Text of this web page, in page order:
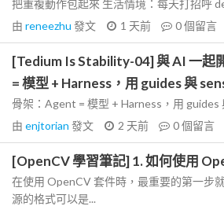
把重複動作包起來 生活情境：每天打招呼
由 reneezhu 發文 1 天前 0個留言
[Tedium Is Stability-04] 與 AI 一起
= 模型 + Harness，用 guides 與
骨架：Agent = 模型 + Harness，用 guides
由 enjtorian 發文 2 天前 0個留言
[OpenCV 學習筆記] 1. 如何使用
在使用 OpenCV 套件時，最重要的第一步
源的格式可以是...